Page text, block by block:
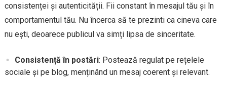
consistenței și autenticității. Fii constant în mesajul tău și în
comportamentul tău. Nu încerca să te prezinti ca cineva care
nu ești, deoarece publicul va simți lipsa de sinceritate.
Consistență în postări: Postează regulat pe rețelele
sociale și pe blog, menținând un mesaj coerent și relevant.